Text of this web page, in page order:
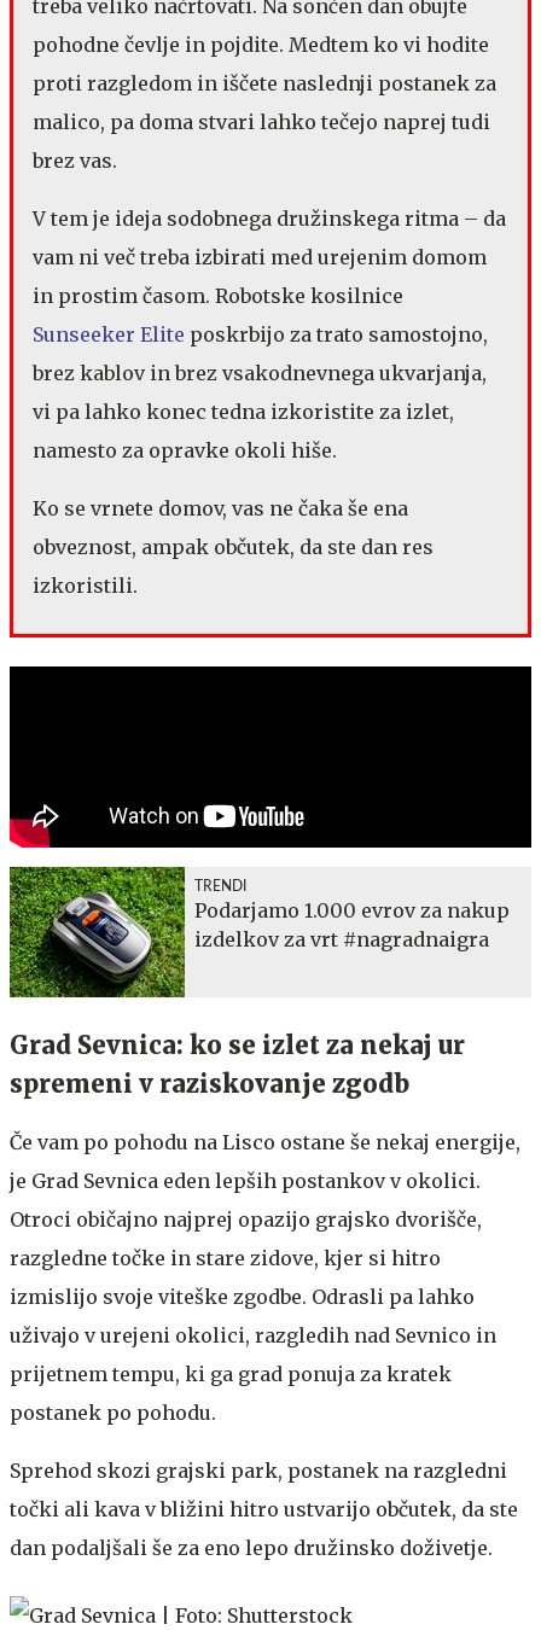
treba veliko načrtovati. Na sončen dan obujte
pohodne čevlje in pojdite. Medtem ko vi hodite
proti razgledom in iščete naslednji postanek za
malico, pa doma stvari lahko tečejo naprej tudi
brez vas.
V tem je ideja sodobnega družinskega ritma – da
vam ni več treba izbirati med urejenim domom
in prostim časom. Robotske kosilnice
Sunseeker Elite poskrbijo za trato samostojno,
brez kablov in brez vsakodnevnega ukvarjanja,
vi pa lahko konec tedna izkoristite za izlet,
namesto za opravke okoli hiše.
Ko se vrnete domov, vas ne čaka še ena
obveznost, ampak občutek, da ste dan res
izkoristili.
TRENDI
Podarjamo 1.000 evrov za nakup
izdelkov za vrt #nagradnaigra
Grad Sevnica: ko se izlet za nekaj ur
spremeni v raziskovanje zgodb
Če vam po pohodu na Lisco ostane še nekaj energije,
je Grad Sevnica eden lepših postankov v okolici.
Otroci običajno najprej opazijo grajsko dvorišče,
razgledne točke in stare zidove, kjer si hitro
izmislijo svoje viteške zgodbe. Odrasli pa lahko
uživajo v urejeni okolici, razgledih nad Sevnico in
prijetnem tempu, ki ga grad ponuja za kratek
postanek po pohodu.
Sprehod skozi grajski park, postanek na razgledni
točki ali kava v bližini hitro ustvarijo občutek, da ste
dan podaljšali še za eno lepo družinsko doživetje.